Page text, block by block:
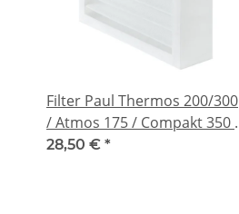
Filter Paul Thermos 200/300
/ Atmos 175 / Compakt 350 -
F7
28,50 € *